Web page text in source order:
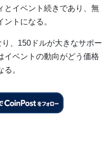
とイベント続きであり、無
トになる。
、150ドルが大きなサポー
イベントの動向がどう価格
。